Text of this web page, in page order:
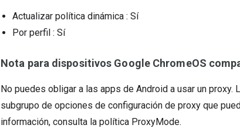
Actualizar política dinámica : Sí
Por perfil : Sí
Nota para dispositivos Google ChromeOS
No puedes obligar a las apps de Android a usar un
subgrupo de opciones de configuración de proxy que
información, consulta la política ProxyMode.